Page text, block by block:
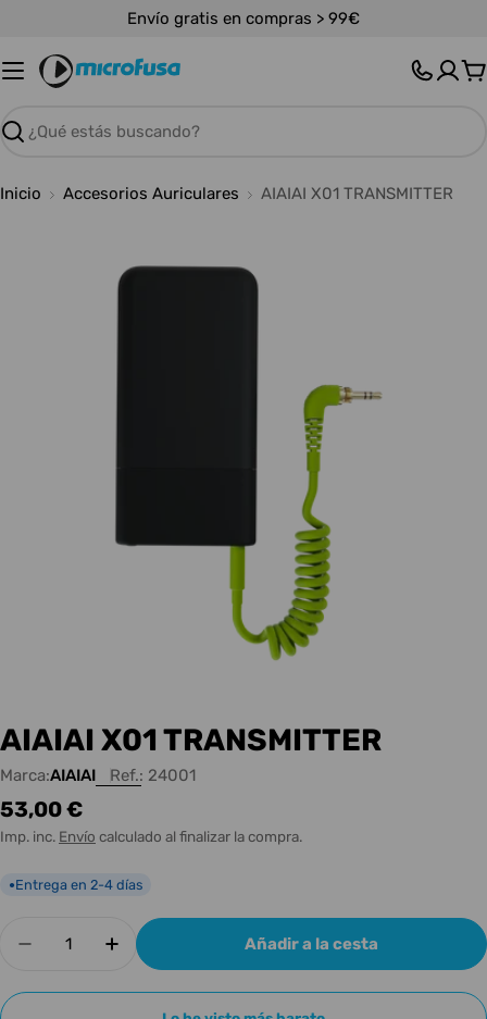
contenido
Envío gratis en compras > 99€
Buscar
Inicio Accesorios Auriculares AIAIAI X01 TRANSMITTER
AIAIAI X01 TRANSMITTER
Marca:AIAIAI Ref.: 24001
Precio
habitual
53,00 €
Imp. inc. Envío calculado al finalizar la compra.
●Entrega en 2-4 días
Disminuir cantidad para AIAIAI X01
Aumentar cantidad para AIAIAI X01
Añadir a la cesta